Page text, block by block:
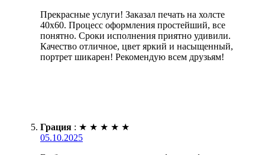
Прекрасные услуги! Заказал печать на холсте
40х60. Процесс оформления простейший, все
понятно. Сроки исполнения приятно удивили.
Качество отличное, цвет яркий и насыщенный,
портрет шикарен! Рекомендую всем друзьям!
Грация : ★ ★ ★ ★ ★
05.10.2025